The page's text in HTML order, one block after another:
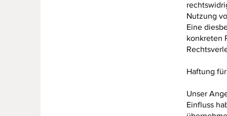
Nutzung
Eine
konkreten
Haftung
Unser
Einfluss